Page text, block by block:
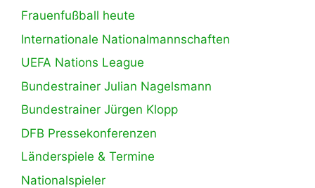
Frauenfußball heute
Internationale Nationalmannschaften
UEFA Nations League
Bundestrainer Julian Nagelsmann
Bundestrainer Jürgen Klopp
DFB Pressekonferenzen
Länderspiele & Termine
Nationalspieler